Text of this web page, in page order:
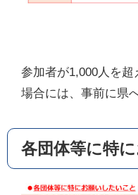
参加者が1,000人を
場合には、事前に県
各団体等に特